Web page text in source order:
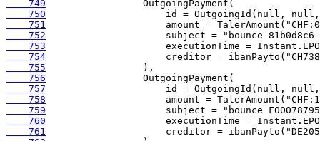
    749
    750
    751
    752
    753
    754
    755
    756
    757
    758
    759
    760
    761